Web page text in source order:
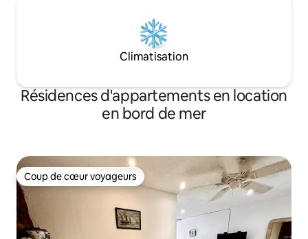
Climatisation
Résidences d'appartements en location
en bord de mer
Coup de cœur voyageurs
Coup de cœur voyageurs